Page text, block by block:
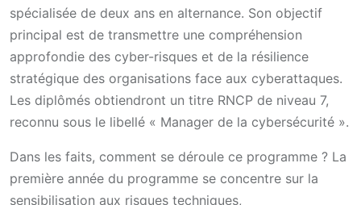
spécialisée de deux ans en alternance. Son objectif
principal est de transmettre une compréhension
approfondie des cyber-risques et de la résilience
stratégique des organisations face aux cyberattaques.
Les diplômés obtiendront un titre RNCP de niveau 7,
reconnu sous le libellé « Manager de la cybersécurité ».
Dans les faits, comment se déroule ce programme ? La
première année du programme se concentre sur la
sensibilisation aux risques techniques,